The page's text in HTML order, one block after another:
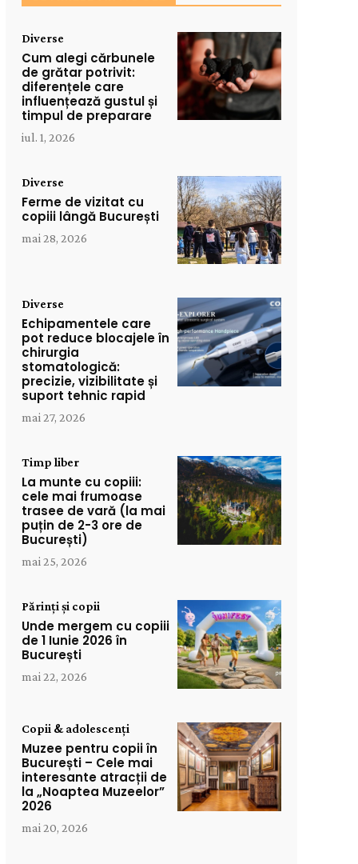
Diverse
Cum alegi cărbunele
de grătar potrivit:
diferențele care
influențează gustul și
timpul de preparare
iul. 1, 2026
Diverse
Ferme de vizitat cu
copiii lângă București
mai 28, 2026
Diverse
Echipamentele care
pot reduce blocajele în
chirurgia
stomatologică:
precizie, vizibilitate și
suport tehnic rapid
mai 27, 2026
Timp liber
La munte cu copiii:
cele mai frumoase
trasee de vară (la mai
puțin de 2-3 ore de
București)
mai 25, 2026
Părinți și copii
Unde mergem cu copiii
de 1 Iunie 2026 în
București
mai 22, 2026
Copii & adolescenți
Muzee pentru copii în
București – Cele mai
interesante atracții de
la „Noaptea Muzeelor”
2026
mai 20, 2026